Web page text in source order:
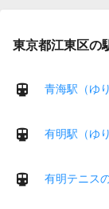
東京都江東区の
青海駅（ゆ
有明駅（ゆ
有明テニス